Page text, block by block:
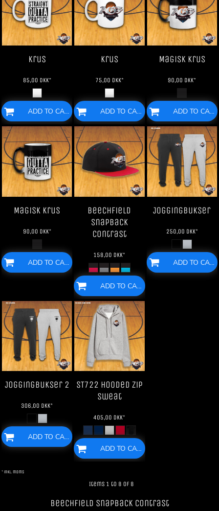
Krus
85,00 DKK*
ADD TO CART
Krus
75,00 DKK*
ADD TO CART
Magisk krus
90,00 DKK*
ADD TO CART
Magisk krus
90,00 DKK*
ADD TO CART
Beechfield
SnapBack
Contrast
158,00 DKK*
ADD TO CART
Joggingbukser
250,00 DKK*
ADD TO CART
Joggingbukser 2
306,00 DKK*
ADD TO CART
ST722 Hooded Zip
Sweat
405,00 DKK*
ADD TO CART
* inkl. moms
Items 1 to 8 of 8
Beechfield SnapBack Contrast